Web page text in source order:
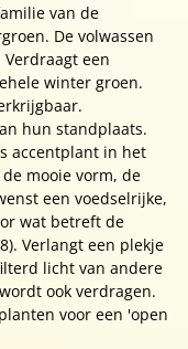
van de
De volwassen
een
winter groen.
hun standplaats.
accentplant in het
mooie vorm, de
een voedselrijke,
wat betreft de
Verlangt een plekje
licht van andere
ook verdragen.
voor een 'open